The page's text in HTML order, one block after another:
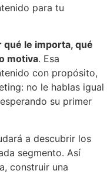
para tu
qué le importa, qué
motiva. Esa
con propósito,
no le hablas igual
su primer
a descubrir los
segmento. Así
construir una